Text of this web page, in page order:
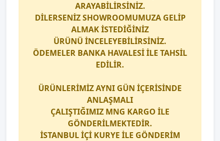
ARAYABİLİRSİNİZ.
DİLERSENİZ SHOWROOMUMUZA GELİP
ALMAK İSTEDİĞİNİZ
ÜRÜNÜ İNCELEYEBİLİRSİNİZ.
ÖDEMELER BANKA HAVALESİ İLE TAHSİL
EDİLİR.
ÜRÜNLERİMİZ AYNI GÜN İÇERİSİNDE
ANLAŞMALI
ÇALIŞTIĞIMIZ MNG KARGO İLE
GÖNDERİLMEKTEDİR.
İSTANBUL İÇİ KURYE İLE GÖNDERİM